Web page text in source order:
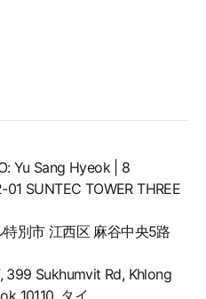
Yu Sang Hyeok | 8
SUNTEC TOWER THREE
別市 江西区 麻谷中央5路
399 Sukhumvit Rd, Khlong